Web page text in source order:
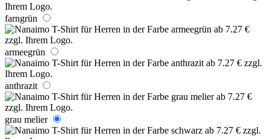
farngrün
armeegrün
anthrazit
grau melier